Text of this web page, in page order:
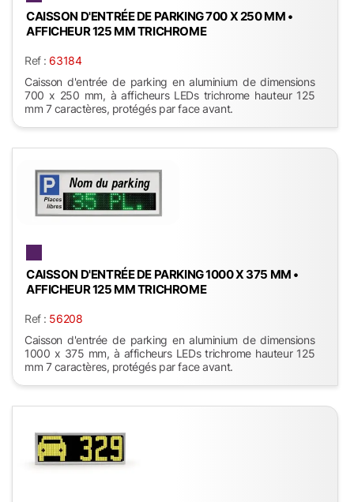
CAISSON D'ENTRÉE DE PARKING 700 X 250 MM •
AFFICHEUR 125 MM TRICHROME
Ref :63184
Caisson d'entrée de parking en aluminium de dimensions
700 x 250 mm, à afficheurs LEDs trichrome hauteur 125
mm 7 caractères, protégés par face avant.
CAISSON D'ENTRÉE DE PARKING 1000 X 375 MM •
AFFICHEUR 125 MM TRICHROME
Ref : 56208
Caisson d'entrée de parking en aluminium de dimensions
1000 x 375 mm, à afficheurs LEDs trichrome hauteur 125
mm 7 caractères, protégés par face avant.